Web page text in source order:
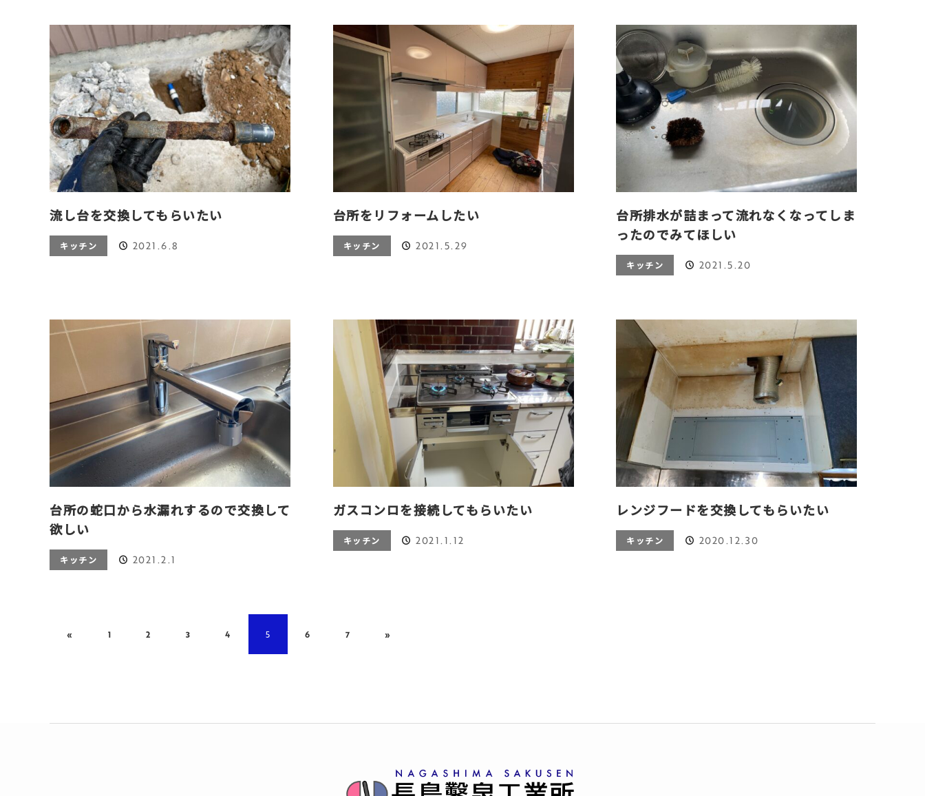
流し台を交換してもらいたい
キッチン 2021.6.8
台所をリフォームしたい
キッチン 2021.5.29
台所排水が詰まって流れなくなってしま
ったのでみてほしい
キッチン 2021.5.20
台所の蛇口から水漏れするので交換して
欲しい
キッチン 2021.2.1
ガスコンロを接続してもらいたい
キッチン 2021.1.12
レンジフードを交換してもらいたい
キッチン 2020.12.30
« 1 2 3 4 5 6 7 »